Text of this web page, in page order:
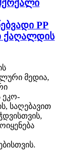
PP
ქაღალდის
მედია,
ეკო-
საღებავით